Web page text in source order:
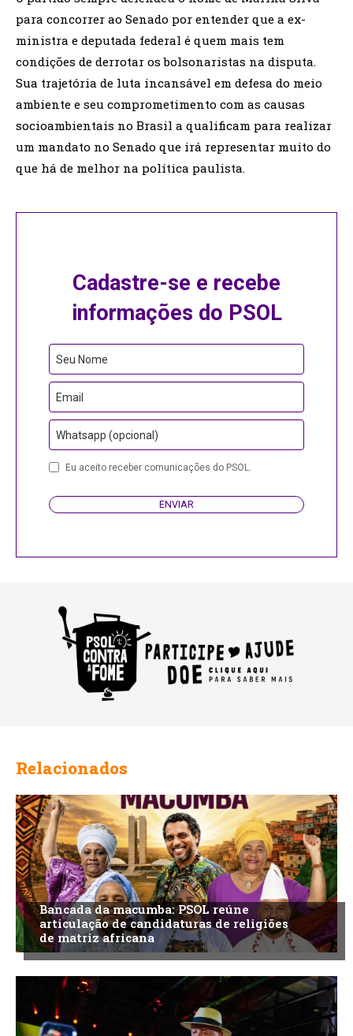
para concorrer ao Senado por entender que a ex-
ministra e deputada federal é quem mais tem
condições de derrotar os bolsonaristas na disputa.
Sua trajetória de luta incansável em defesa do meio
ambiente e seu comprometimento com as causas
socioambientais no Brasil a qualificam para realizar
um mandato no Senado que irá representar muito do
que há de melhor na política paulista.
Cadastre-se e recebe
informações do PSOL
Seu Nome
Email
Whatsapp (opcional)
Business
Eu aceito receber comunicações do PSOL.
ENVIAR
Relacionados
Bancada da macumba: PSOL reúne
articulação de candidaturas de religiões
de matriz africana